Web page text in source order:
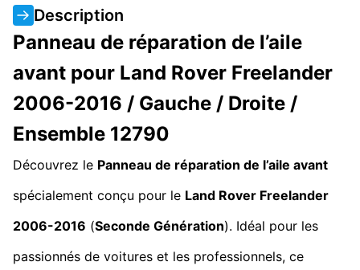
Description
Panneau de réparation de l’aile
avant pour Land Rover Freelander
2006-2016 / Gauche / Droite /
Ensemble 12790
Découvrez le Panneau de réparation de l’aile avant
spécialement conçu pour le Land Rover Freelander
2006-2016 (Seconde Génération). Idéal pour les
passionnés de voitures et les professionnels, ce